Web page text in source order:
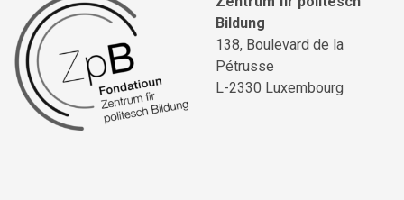
Bildung
138, Boulevard de la
Pétrusse
L-2330 Luxembourg